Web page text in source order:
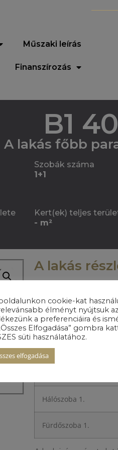
Műszaki leírás
Finanszírozás
B1
A lakás főbb
Szobák száma
1+1
Kert(ek) teljes
- m²
A lakás
Előszoba
Konyha
Hálószoba 1.
Fürdőszoba 1.
cookie-kat
élményt nyújtsuk
a preferenciáira és
Elfogadása” gombra
süti használatához.
elfogadása